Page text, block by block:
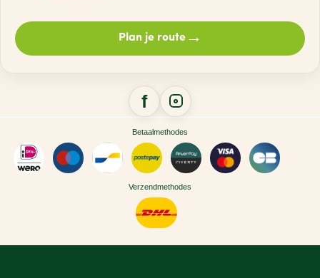
Plan je route→
Betaalmethodes
Verzendmethodes